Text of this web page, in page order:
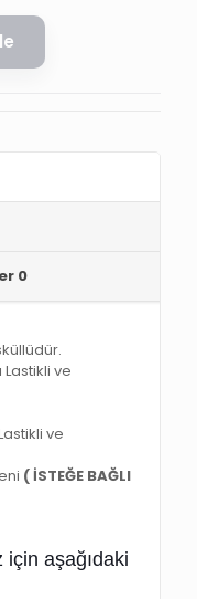
0
Lastikli ve
ve
( İSTEĞE BAĞLI
için aşağıdaki